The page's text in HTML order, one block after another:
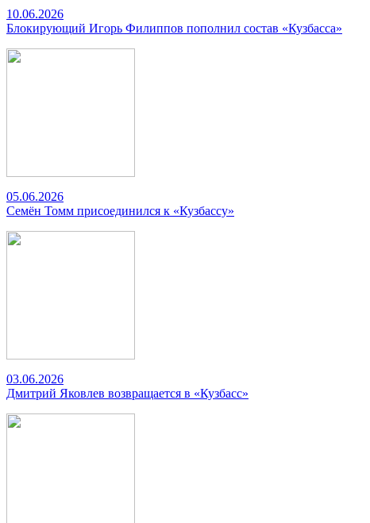
10.06.2026
Блокирующий Игорь Филиппов пополнил состав «Кузбасса»
05.06.2026
Семён Томм присоединился к «Кузбассу»
03.06.2026
Дмитрий Яковлев возвращается в «Кузбасс»